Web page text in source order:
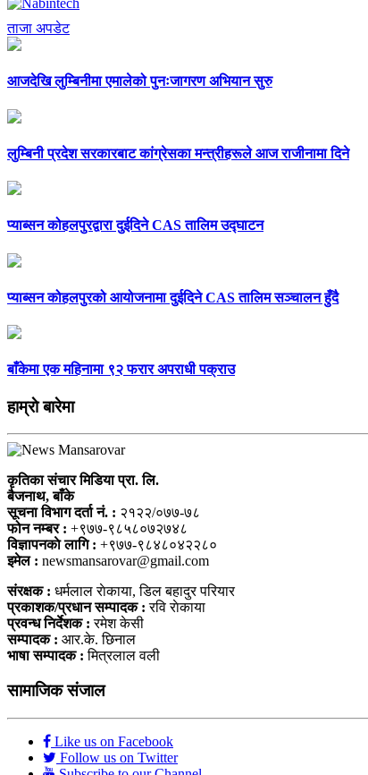
ताजा अपडेट
आजदेखि लुम्बिनीमा एमालेको पुनःजागरण अभियान सुरु
लुम्बिनी प्रदेश सरकारबाट कांग्रेसका मन्त्रीहरूले आज राजीनामा दिने
प्याब्सन कोहलपुरद्वारा दुईदिने CAS तालिम उद्घाटन
प्याब्सन कोहलपुरको आयोजनामा दुईदिने CAS तालिम सञ्चालन हुँदै
बाँकेमा एक महिनामा ९२ फरार अपराधी पक्राउ
हाम्राे बारेमा
कृतिका संचार मिडिया प्रा. लि.
बैजनाथ, बाँके
सूचना विभाग दर्ता नं. : २१२२/०७७-७८
फोन नम्बर : +९७७-९८५८०७२७४८
विज्ञापनकाे लागि : +९७७-९८४८०४२२८०
इमेल : newsmansarovar@gmail.com
संरक्षक : धर्मलाल राेकाया, डिल बहादुर परियार
प्रकाशक/प्रधान सम्पादक : रवि राेकाया
प्रवन्ध निर्देशक : रमेश केसी
सम्पादक : आर.के. छिनाल
भाषा सम्पादक : मित्रलाल वली
सामाजिक संजाल
Like us on Facebook
Follow us on Twitter